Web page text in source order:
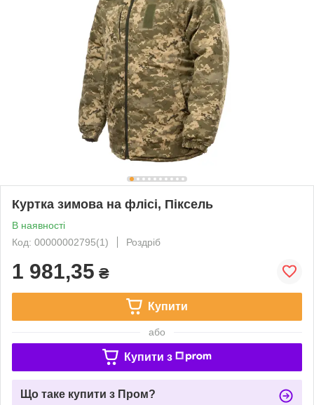
Куртка зимова на флісі, Піксель
В наявності
Код: 00000002795(1)
Роздріб
1 981,35 ₴
Купити
або
Купити з
Що таке купити з Пром?